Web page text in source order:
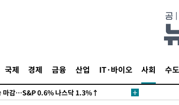
국제 경제 금융 산업 IT·바이오 사회 수
마감…S&P 0.6% 나스닥 1.3%↑